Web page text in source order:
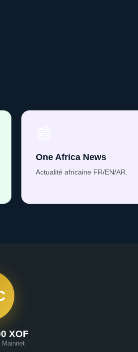
One Africa News
Actualité africaine FR/EN/AR.
XOF
Mainnet